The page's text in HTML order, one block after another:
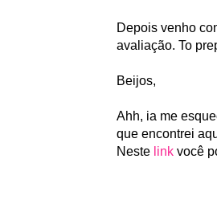
Depois venho
avaliação. To
Beijos,
Ahh, ia me
que encontrei
Neste link você